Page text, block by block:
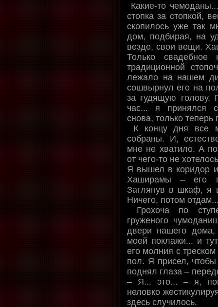
Какие-то
стопка за стопкой,
скопилось уже так
дом, подбирая, на
везде, свои вещи.
Только свадебное
традиционной
лежало на нашем
сошвырнул его на
за гудящую голову.
час... я принялся
снова, только
К концу дня все
собраны. И,
мне не хватило. А
от чего-то не
Я вышел в коридор и
Хаширамы – его
Заглянув в шкаф, я
Ничего, потом
Грохоча по
груженого
двери нашего дома,
моей поклажи... и
его молния с
пол. Я присел,
поднял глаза –
– Я... это... – я,
неловко
здесь случилось.